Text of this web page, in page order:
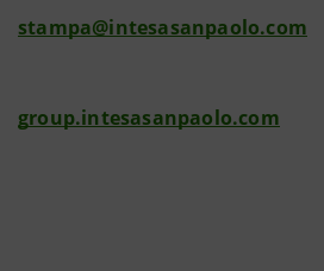
stampa@intesasanpaolo.com
group.intesasanpaolo.com